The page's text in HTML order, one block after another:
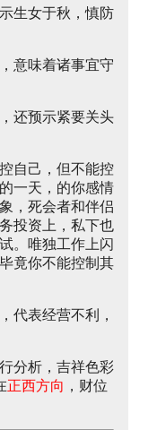
生女于秋，慎防
意味着诸事宜守
还预示紧要关头
自己，但不能控
一天，的你感情
，死会者和伴侣
投资上，私下也
。唯独工作上闪
竟你不能控制其
代表经营不利，
分析，吉祥色彩
正西方向 ，财位